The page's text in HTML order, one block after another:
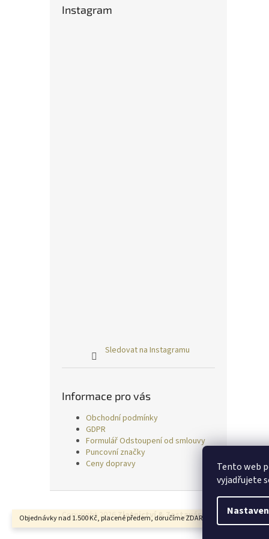
Tento web
vyjadřujete
Objednávky nad 1.500 Kč, placené předem, doručíme ZDARMA.
Instagram
Sledovat na Instagramu
Informace pro vás
Obchodní podmínky
GDPR
Formulář Odstoupení od smlouvy
Puncovní značky
Ceny dopravy
Copyright 2026Zlatnictví & Zastavárna TRESS.